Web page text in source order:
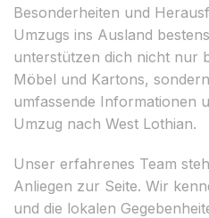
Besonderheiten und
Umzugs ins Ausland
unterstützen dich nicht nur
Möbel und Kartons,
umfassende Informationen
Umzug nach West Lothian.
Unser erfahrenes Team
Anliegen zur Seite. Wir
und die lokalen